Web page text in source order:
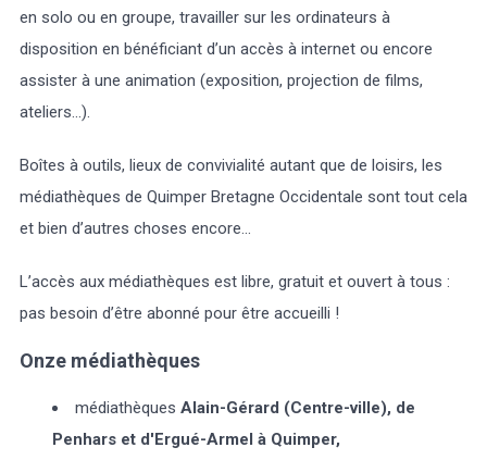
en solo ou en groupe, travailler sur les ordinateurs à
disposition en bénéficiant d’un accès à internet ou encore
assister à une animation (exposition, projection de films,
ateliers...).
Boîtes à outils, lieux de convivialité autant que de loisirs, les
médiathèques de Quimper Bretagne Occidentale sont tout cela
et bien d’autres choses encore...
L’accès aux médiathèques est libre, gratuit et ouvert à tous :
pas besoin d’être abonné pour être accueilli !
Onze médiathèques
médiathèques Alain-Gérard (Centre-ville), de
Penhars et d'Ergué-Armel à Quimper,